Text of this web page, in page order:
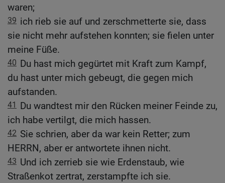
waren;
39 ich rieb sie auf und zerschmetterte sie, dass
sie nicht mehr aufstehen konnten; sie fielen unter
meine Füße.
40 Du hast mich gegürtet mit Kraft zum Kampf,
du hast unter mich gebeugt, die gegen mich
aufstanden.
41
Du wandtest mir den Rücken meiner Feinde zu,
ich habe vertilgt, die mich hassen.
42 Sie schrien, aber da war kein Retter; zum
HERRN, aber er antwortete ihnen nicht.
43 Und ich zerrieb sie wie Erdenstaub, wie
Straßenkot zertrat, zerstampfte ich sie.